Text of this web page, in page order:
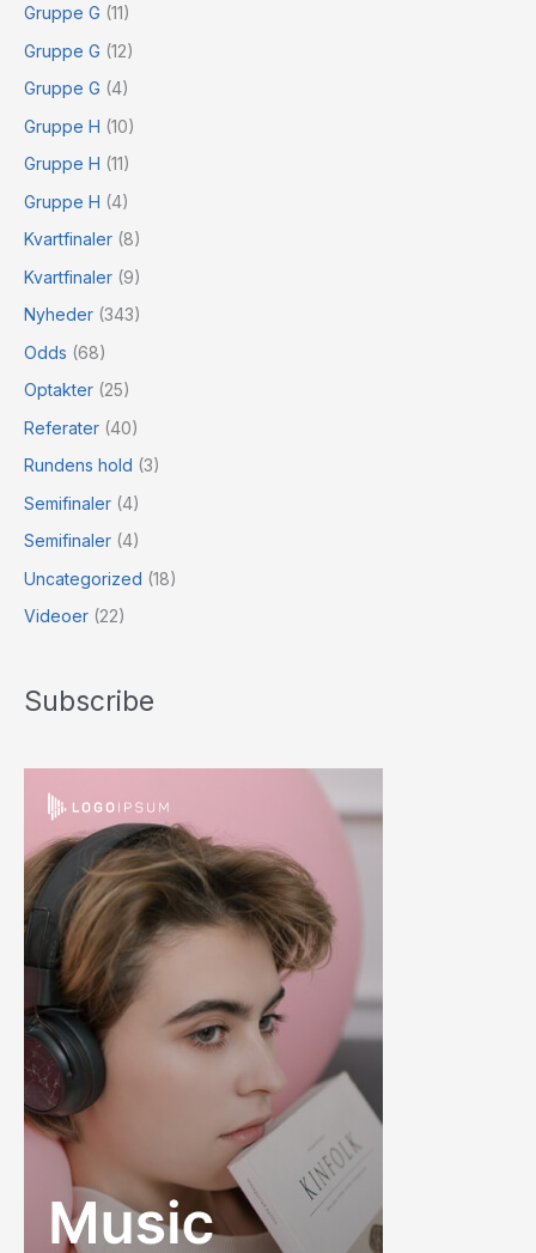
Gruppe G (11)
Gruppe G (12)
Gruppe G (4)
Gruppe H (10)
Gruppe H (11)
Gruppe H (4)
Kvartfinaler (8)
Kvartfinaler (9)
Nyheder (343)
Odds (68)
Optakter (25)
Referater (40)
Rundens hold (3)
Semifinaler (4)
Semifinaler (4)
Uncategorized (18)
Videoer (22)
Subscribe